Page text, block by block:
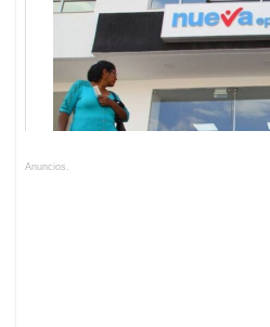
Anuncios.